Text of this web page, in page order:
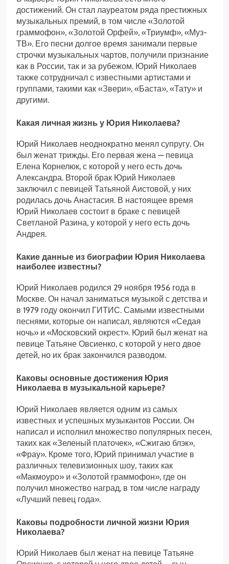
достижений. Он стал лауреатом ряда престижных
музыкальных премий, в том числе «Золотой
граммофон», «Золотой Орфей», «Триумф», «Муз-
ТВ». Его песни долгое время занимали первые
строчки музыкальных чартов, получили признание
как в России, так и за рубежом. Юрий Николаев
также сотрудничал с известными артистами и
группами, такими как «Звери», «Баста», «Тату» и
другими.
Какая личная жизнь у Юрия Николаева?
Юрий Николаев неоднократно менял супругу. Он
был женат трижды. Его первая жена — певица
Елена Корнелюк, с которой у него есть дочь
Александра. Второй брак Юрий Николаев
заключил с певицей Татьяной Аистовой, у них
родилась дочь Анастасия. В настоящее время
Юрий Николаев состоит в браке с певицей
Светланой Разина, у которой у него есть дочь
Андрея.
Какие данные из биографии Юрия Николаева
наиболее известны?
Юрий Николаев родился 29 ноября 1956 года в
Москве. Он начал заниматься музыкой с детства и
в 1979 году окончил ГИТИС. Самыми известными
песнями, которые он написал, являются «Седая
ночь» и «Московский окрест». Юрий был женат на
певице Татьяне Овсиенко, с которой у него двое
детей, но их брак закончился разводом.
Каковы основные достижения Юрия
Николаева в музыкальной карьере?
Юрий Николаев является одним из самых
известных и успешных музыкантов России. Он
написал и исполнил множество популярных песен,
таких как «Зеленый платочек», «Сжигаю блэк»,
«Фрау». Кроме того, Юрий принимал участие в
различных телевизионных шоу, таких как
«Макмоуро» и «Золотой граммофон», где он
получил множество наград, в том числе награду
«Лучший певец года».
Каковы подробности личной жизни Юрия
Николаева?
Юрий Николаев был женат на певице Татьяне